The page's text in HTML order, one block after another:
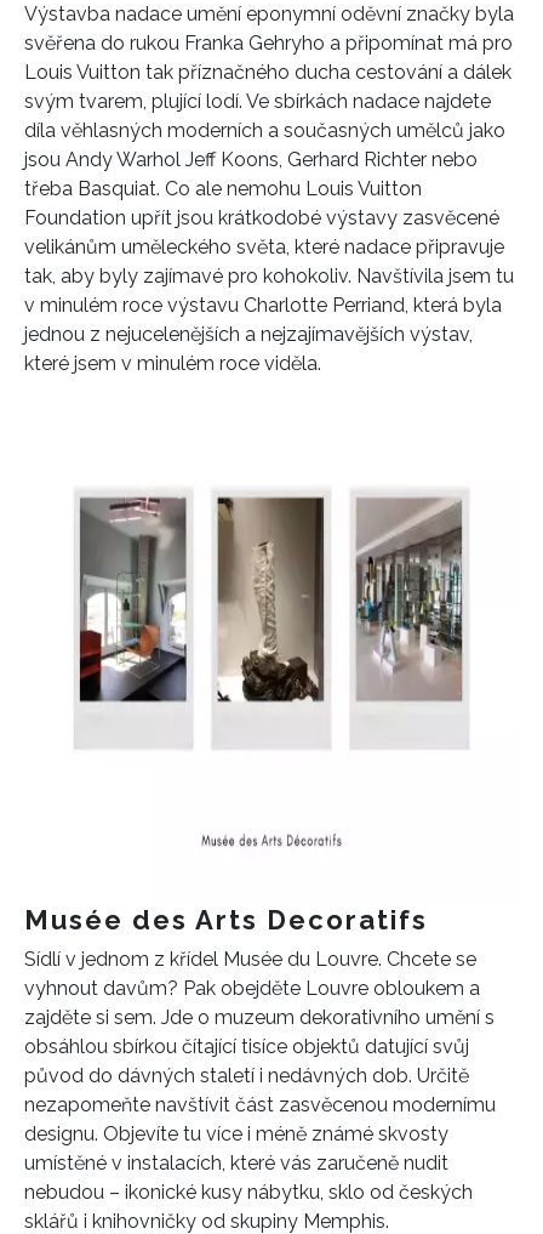
Výstavba nadace umění eponymní oděvní značky byla
svěřena do rukou Franka Gehryho a připomínat má pro
Louis Vuitton tak příznačného ducha cestování a dálek
svým tvarem, plující lodí. Ve sbírkách nadace najdete
díla věhlasných moderních a současných umělců jako
jsou Andy Warhol Jeff Koons, Gerhard Richter nebo
třeba Basquiat. Co ale nemohu Louis Vuitton
Foundation upřít jsou krátkodobé výstavy zasvěcené
velikánům uměleckého světa, které nadace připravuje
tak, aby byly zajímavé pro kohokoliv. Navštívila jsem tu
v minulém roce výstavu Charlotte Perriand, která byla
jednou z nejucelenějších a nejzajímavějších výstav,
které jsem v minulém roce viděla.
Musée des Arts Decoratifs
Sídlí v jednom z křídel Musée du Louvre. Chcete se
vyhnout davům? Pak obejděte Louvre obloukem a
zajděte si sem. Jde o muzeum dekorativního umění s
obsáhlou sbírkou čítající tisíce objektů datující svůj
původ do dávných staletí i nedávných dob. Určitě
nezapomeňte navštívit část zasvěcenou modernímu
designu. Objevíte tu více i méně známé skvosty
umístěné v instalacích, které vás zaručeně nudit
nebudou – ikonické kusy nábytku, sklo od českých
sklářů i knihovničky od skupiny Memphis.